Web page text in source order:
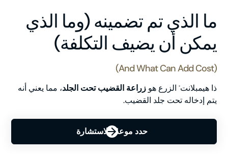
ما الذي تم تضمينه (وما الذي
يمكن أن يضيف التكلفة)
(and What Can Add Cost)
ذا هيمبلانت® الزرع هوزراعة القضيب تحت الجلد، مما يعني أنه
يتم إدخاله تحت جلد القضيب.
حدد موعدًا للاستشارة